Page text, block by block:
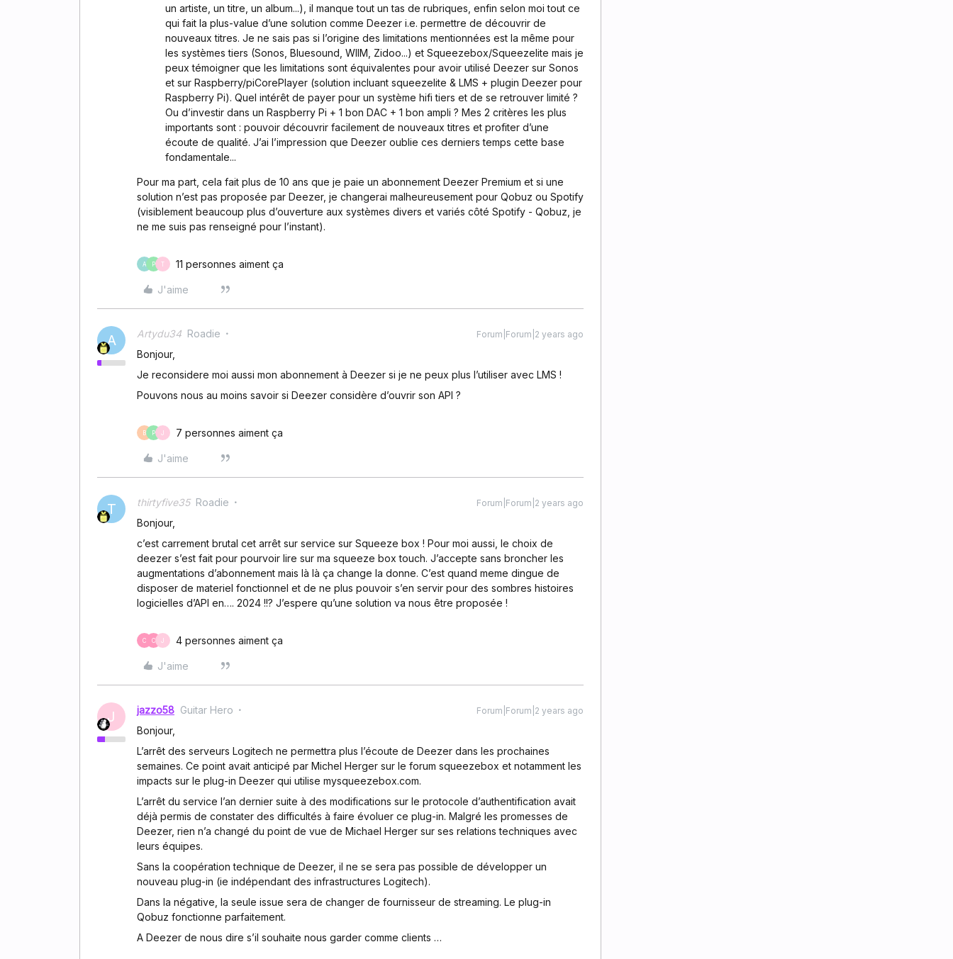
un artiste, un titre, un album...), il manque tout un tas de rubriques, enfin selon moi tout ce
qui fait la plus-value d’une solution comme Deezer i.e. permettre de découvrir de
nouveaux titres. Je ne sais pas si l’origine des limitations mentionnées est la même pour
les systèmes tiers (Sonos, Bluesound, WIIM, Zidoo...) et Squeezebox/Squeezelite mais je
peux témoigner que les limitations sont équivalentes pour avoir utilisé Deezer sur Sonos
et sur Raspberry/piCorePlayer (solution incluant squeezelite & LMS + plugin Deezer pour
Raspberry Pi). Quel intérêt de payer pour un système hifi tiers et de se retrouver limité ?
Ou d’investir dans un Raspberry Pi + 1 bon DAC + 1 bon ampli ? Mes 2 critères les plus
importants sont : pouvoir découvrir facilement de nouveaux titres et profiter d’une
écoute de qualité. J’ai l’impression que Deezer oublie ces derniers temps cette base
fondamentale...
Pour ma part, cela fait plus de 10 ans que je paie un abonnement Deezer Premium et si une
solution n’est pas proposée par Deezer, je changerai malheureusement pour Qobuz ou Spotify
(visiblement beaucoup plus d’ouverture aux systèmes divers et variés côté Spotify - Qobuz, je
ne me suis pas renseigné pour l’instant).
A P T 11 personnes aiment ça
J'aime
A Artydu34 Roadie Forum|Forum|2 years ago
Bonjour,
Je reconsidere moi aussi mon abonnement à Deezer si je ne peux plus l’utiliser avec LMS !
Pouvons nous au moins savoir si Deezer considère d’ouvrir son API ?
B P J 7 personnes aiment ça
J'aime
T thirtyfive35 Roadie Forum|Forum|2 years ago
Bonjour,
c’est carrement brutal cet arrêt sur service sur Squeeze box ! Pour moi aussi, le choix de
deezer s’est fait pour pourvoir lire sur ma squeeze box touch. J’accepte sans broncher les
augmentations d’abonnement mais là là ça change la donne. C’est quand meme dingue de
disposer de materiel fonctionnel et de ne plus pouvoir s’en servir pour des sombres histoires
logicielles d’API en…. 2024 !!? J’espere qu’une solution va nous être proposée !
C C J 4 personnes aiment ça
J'aime
J jazzo58 Guitar Hero Forum|Forum|2 years ago
Bonjour,
L’arrêt des serveurs Logitech ne permettra plus l’écoute de Deezer dans les prochaines
semaines. Ce point avait anticipé par Michel Herger sur le forum squeezebox et notamment les
impacts sur le plug-in Deezer qui utilise mysqueezebox.com.
L’arrêt du service l’an dernier suite à des modifications sur le protocole d’authentification avait
déjà permis de constater des difficultés à faire évoluer ce plug-in. Malgré les promesses de
Deezer, rien n’a changé du point de vue de Michael Herger sur ses relations techniques avec
leurs équipes.
Sans la coopération technique de Deezer, il ne se sera pas possible de développer un
nouveau plug-in (ie indépendant des infrastructures Logitech).
Dans la négative, la seule issue sera de changer de fournisseur de streaming. Le plug-in
Qobuz fonctionne parfaitement.
A Deezer de nous dire s’il souhaite nous garder comme clients …